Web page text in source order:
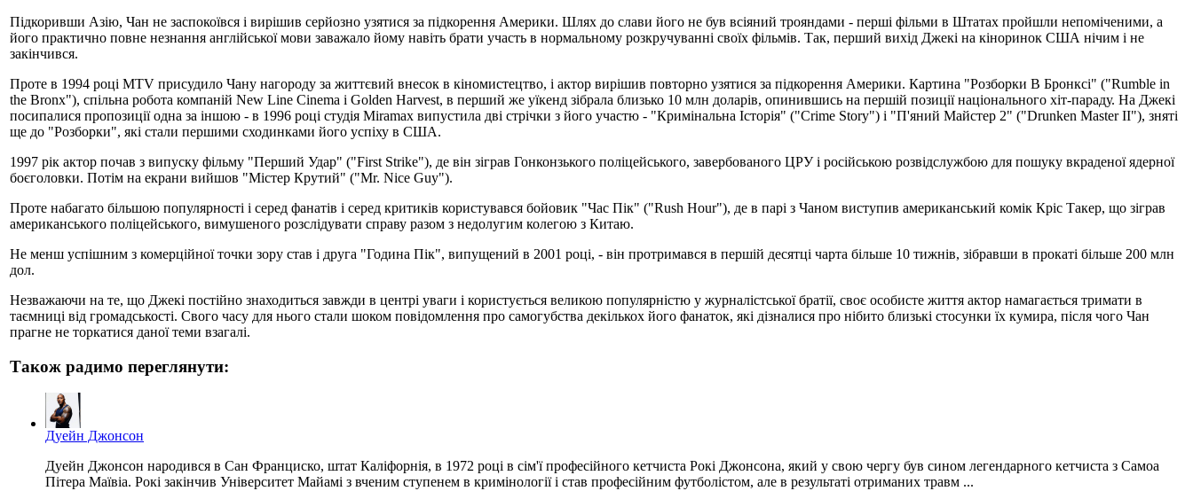
Підкоривши Азію, Чан не заспокоївся і вирішив серйозно узятися за підкорення Америки. Шлях до слави його не був всіяний трояндами - перші фільми в Штатах пройшли непоміченими, а
його практично повне незнання англійської мови заважало йому навіть брати участь в нормальному розкручуванні своїх фільмів. Так, перший вихід Джекі на кіноринок США нічим і не
закінчився.
Проте в 1994 році MTV присудило Чану нагороду за життєвий внесок в кіномистецтво, і актор вирішив повторно узятися за підкорення Америки. Картина "Розборки В Бронксі" ("Rumble in
the Bronx"), спільна робота компаній New Line Cinema і Golden Harvest, в перший же уїкенд зібрала близько 10 млн доларів, опинившись на першій позиції національного хіт-параду. На Джекі
посипалися пропозиції одна за іншою - в 1996 році студія Miramax випустила дві стрічки з його участю - "Кримінальна Історія" ("Crime Story") і "П'яний Майстер 2" ("Drunken Master II"), зняті
ще до "Розборки", які стали першими сходинками його успіху в США.
1997 рік актор почав з випуску фільму "Перший Удар" ("First Strike"), де він зіграв Гонконзького поліцейського, завербованого ЦРУ і російською розвідслужбою для пошуку вкраденої ядерної
боєголовки. Потім на екрани вийшов "Містер Крутий" ("Mr. Nice Guy").
Проте набагато більшою популярності і серед фанатів і серед критиків користувався бойовик "Час Пік" ("Rush Hour"), де в парі з Чаном виступив американський комік Кріс Такер, що зіграв
американського поліцейського, вимушеного розслідувати справу разом з недолугим колегою з Китаю.
Не менш успішним з комерційної точки зору став і друга "Година Пік", випущений в 2001 році, - він протримався в першій десятці чарта більше 10 тижнів, зібравши в прокаті більше 200 млн
дол.
Незважаючи на те, що Джекі постійно знаходиться завжди в центрі уваги і користується великою популярністю у журналістської братії, своє особисте життя актор намагається тримати в
таємниці від громадськості. Свого часу для нього стали шоком повідомлення про самогубства декількох його фанаток, які дізналися про нібито близькі стосунки їх кумира, після чого Чан
прагне не торкатися даної теми взагалі.
Також радимо переглянути:
Дуейн Джонсон
Дуейн Джонсон народився в Сан Франциско, штат Каліфорнія, в 1972 році в сім'ї професійного кетчиста Рокі Джонсона, який у свою чергу був сином легендарного кетчиста з Самоа
Пітера Маївіа. Рокі закінчив Університет Майамі з вченим ступенем в кримінології і став професійним футболістом, але в результаті отриманих травм ...